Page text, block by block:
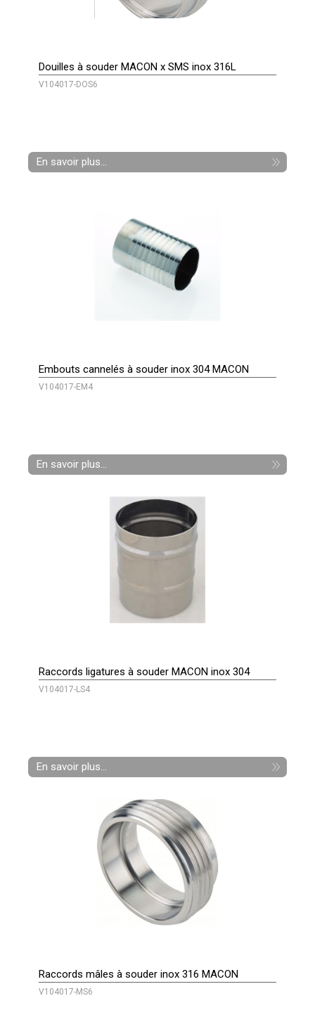
Douilles à souder MACON x SMS inox 316L
V104017-DOS6
En savoir plus...
Embouts cannelés à souder inox 304 MACON
V104017-EM4
En savoir plus...
Raccords ligatures à souder MACON inox 304
V104017-LS4
En savoir plus...
Raccords mâles à souder inox 316 MACON
V104017-MS6